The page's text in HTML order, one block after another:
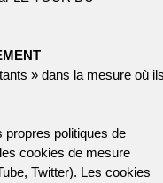
» dans la mesure où ils
propres politiques de
cookies de mesure
Twitter). Les cookies